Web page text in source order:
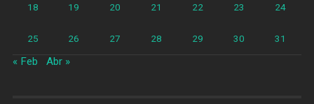
18 19 20 21 22 23 24
25 26 27 28 29 30 31
« Feb Abr »